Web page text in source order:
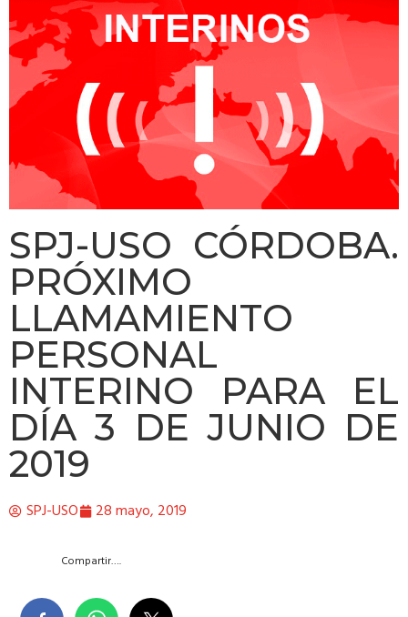
SPJ-USO CÓRDOBA.
PRÓXIMO
LLAMAMIENTO
PERSONAL
INTERINO PARA EL
DÍA 3 DE JUNIO DE
2019
SPJ-USO 28 mayo, 2019
Compartir….